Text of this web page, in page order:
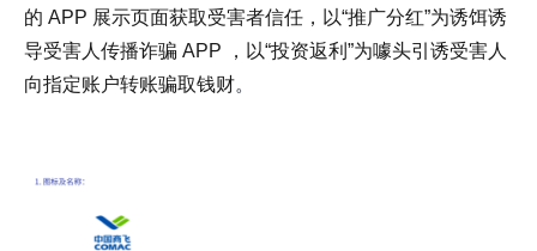
的 APP 展示页面获取受害者信任，以“推广分红”为诱饵诱
导受害人传播诈骗 APP ，以“投资返利”为噱头引诱受害人
向指定账户转账骗取钱财。